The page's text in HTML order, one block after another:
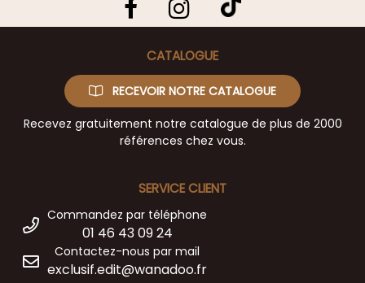
CATALOGUE
RECEVOIR NOTRE CATALOGUE
Recevez gratuitement notre catalogue de plus de 2000
références chez vous.
SERVICE CLIENT
Commandez par téléphone
01 46 43 09 24
Contactez-nous par mail
exclusif.edit@wanadoo.fr